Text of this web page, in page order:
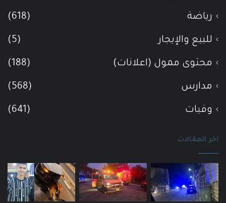
رياضة (618)
للبيع والإيجار (5)
محتوى ممول (اعلانات) (188)
مدارس (568)
وفيات (641)
اخر المقالات